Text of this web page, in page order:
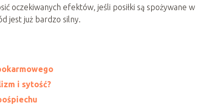
oczekiwanych efektów, jeśli posiłki są spożywane w
jest już bardzo silny.
i sytość?